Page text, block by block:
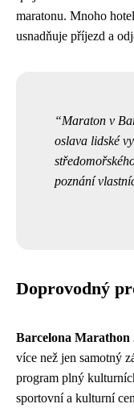
maratonu. Mnoho
usnadňuje příjezd a
Maraton v
oslava lidské
poznání
Doprovodný
Barcelona Marathon
více než jen samotný
program plný
sportovní a kulturní